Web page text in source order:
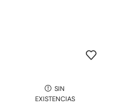
SIN
EXISTENCIAS